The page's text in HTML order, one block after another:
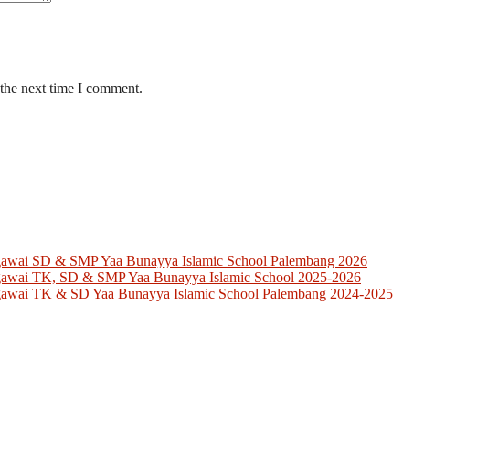
next time I comment.
SD & SMP Yaa Bunayya Islamic School Palembang 2026
TK, SD & SMP Yaa Bunayya Islamic School 2025-2026
TK & SD Yaa Bunayya Islamic School Palembang 2024-2025